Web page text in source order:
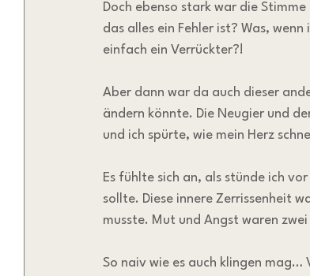
Doch ebenso stark war die
das alles ein Fehler ist? Was,
einfach ein Verrückter?!
Aber dann war da auch dieser
ändern könnte. Die Neugier und
und ich spürte, wie mein Herz
Es fühlte sich an, als stünde ich
sollte. Diese innere Zerrissenheit
musste. Mut und Angst waren
So naiv wie es auch klingen mag…